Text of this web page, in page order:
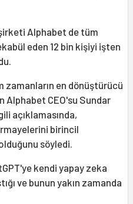
şirketi Alphabet de tüm
eden 12 bin kişiyi işten
zamanların en dönüştürücü
Alphabet CEO'su Sundar
açıklamasında,
birincil
söyledi.
kendi yapay zeka
ve bunun yakın zamanda